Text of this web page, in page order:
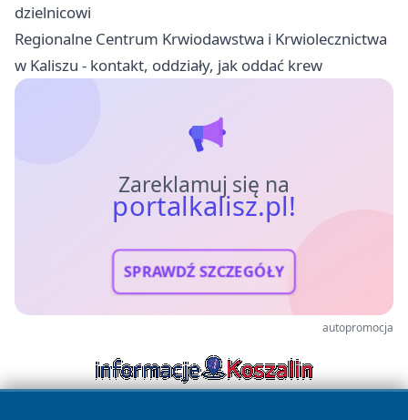
dzielnicowi
Regionalne Centrum Krwiodawstwa i Krwiolecznictwa
w Kaliszu - kontakt, oddziały, jak oddać krew
Zareklamuj się na
portalkalisz.pl!
SPRAWDŹ SZCZEGÓŁY
autopromocja